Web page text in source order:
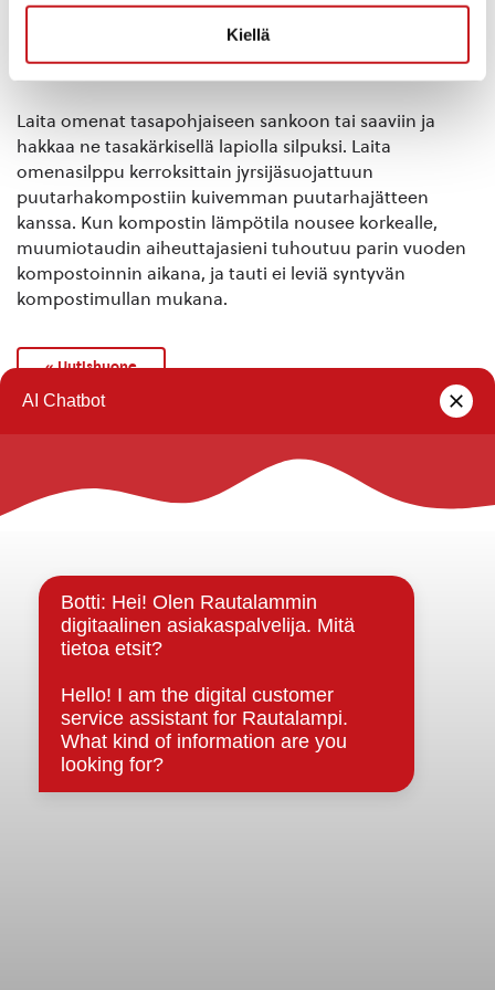
Kiellä
Näin kompostoit muumiotautiset ja huonoksi menneet
Laita omenat tasapohjaiseen sankoon tai saaviin ja
hakkaa ne tasakärkisellä lapiolla silpuksi. Laita
omenasilppu kerroksittain jyrsijäsuojattuun
puutarhakompostiin kuivemman puutarhajätteen
kanssa. Kun kompostin lämpötila nousee korkealle,
muumiotaudin aiheuttajasieni tuhoutuu parin vuoden
kompostoinnin aikana, ja tauti ei leviä syntyvän
kompostimullan mukana.
« Uutishuone
Rautalammin kunta
Strategiat, ohjelmat, ohjeet, suunnitelmat, säännöt ja
sopimukset
Asiakirjajulkisuuskuvaus
Evästeet
Saavutettavuusseloste
Tietosuoja
Tietosuojaselosteet